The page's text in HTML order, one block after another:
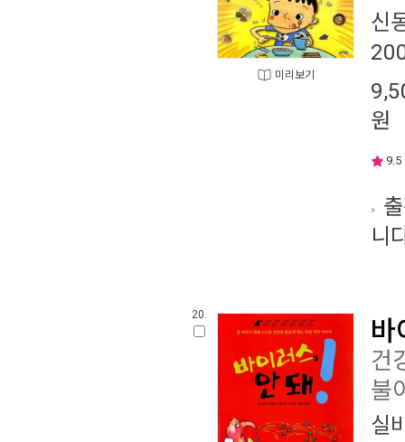
미리보기
신
원
9.5
니
20.
바
건
불
실